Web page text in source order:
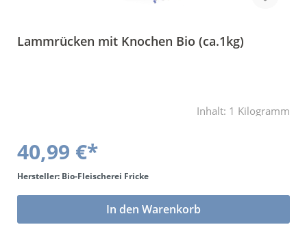
Lammrücken mit Knochen Bio (ca.1kg)
Inhalt: 1 Kilogramm
40,99 €*
Hersteller: Bio-Fleischerei Fricke
In den Warenkorb